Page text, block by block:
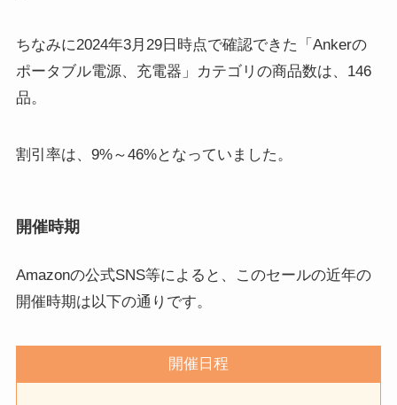
ちなみに2024年3月29日時点で確認できた「Ankerの
ポータブル電源、充電器」カテゴリの商品数は、146
品。
割引率は、9%～46%となっていました。
開催時期
Amazonの公式SNS等によると、このセールの近年の
開催時期は以下の通りです。
開催日程